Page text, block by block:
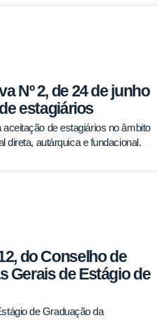
Nº 2, de 24 de junho
estagiários
de estagiários no âmbito
direta, autárquica e fundacional.
do Conselho de
Gerais de Estágio de
de Graduação da